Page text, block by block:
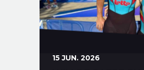
15 JUN. 2026